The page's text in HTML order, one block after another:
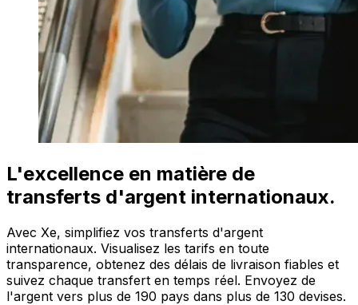
L'excellence en matière de
transferts d'argent internationaux.
Avec Xe, simplifiez vos transferts d'argent
internationaux. Visualisez les tarifs en toute
transparence, obtenez des délais de livraison fiables et
suivez chaque transfert en temps réel. Envoyez de
l'argent vers plus de 190 pays dans plus de 130 devises.